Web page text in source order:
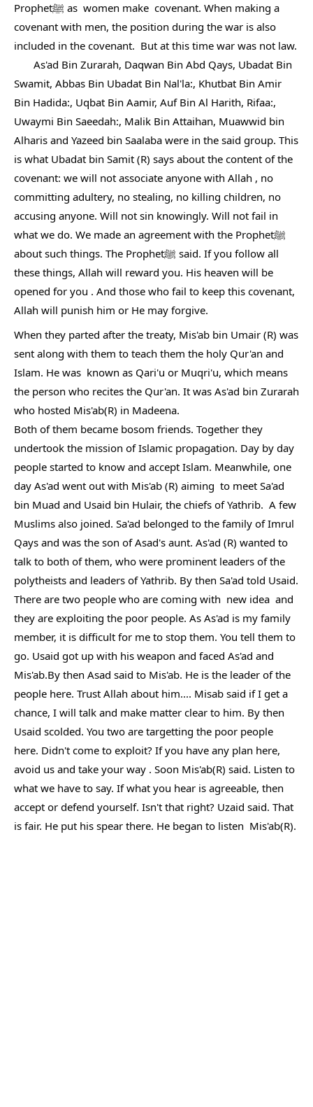
Prophetﷺ as  women make  covenant. When making a
covenant with men, the position during the war is also
included in the covenant.  But at this time war was not law.
Swamit, Abbas Bin Ubadat Bin Nal'la:, Khutbat Bin Amir
Bin Hadida:, Uqbat Bin Aamir, Auf Bin Al Harith, Rifaa:,
Uwaymi Bin Saeedah:, Malik Bin Attaihan, Muawwid bin
Alharis and Yazeed bin Saalaba were in the said group. This
is what Ubadat bin Samit (R) says about the content of the
covenant: we will not associate anyone with Allah , no
committing adultery, no stealing, no killing children, no
accusing anyone. Will not sin knowingly. Will not fail in
what we do. We made an agreement with the Prophetﷺ
about such things. The Prophetﷺ said. If you follow all
these things, Allah will reward you. His heaven will be
opened for you . And those who fail to keep this covenant,
Allah will punish him or He may forgive.
When they parted after the treaty, Mis'ab bin Umair (R) was
sent along with them to teach them the holy Qur'an and
Islam. He was  known as Qari'u or Muqri'u, which means
the person who recites the Qur'an. It was As'ad bin Zurarah
who hosted Mis'ab(R) in Madeena.
Both of them became bosom friends. Together they
undertook the mission of Islamic propagation. Day by day
people started to know and accept Islam. Meanwhile, one
day As'ad went out with Mis'ab (R) aiming  to meet Sa'ad
bin Muad and Usaid bin Hulair, the chiefs of Yathrib.  A few
Muslims also joined. Sa'ad belonged to the family of Imrul
Qays and was the son of Asad's aunt. As'ad (R) wanted to
talk to both of them, who were prominent leaders of the
polytheists and leaders of Yathrib. By then Sa'ad told Usaid.
There are two people who are coming with  new idea  and
they are exploiting the poor people. As As'ad is my family
member, it is difficult for me to stop them. You tell them to
go. Usaid got up with his weapon and faced As'ad and
Mis'ab.By then Asad said to Mis'ab. He is the leader of the
people here. Trust Allah about him.... Misab said if I get a
chance, I will talk and make matter clear to him. By then
Usaid scolded. You two are targetting the poor people
here. Didn't come to exploit? If you have any plan here,
avoid us and take your way . Soon Mis'ab(R) said. Listen to
what we have to say. If what you hear is agreeable, then
accept or defend yourself. Isn't that right? Uzaid said. That
is fair. He put his spear there. He began to listen  Mis'ab(R).